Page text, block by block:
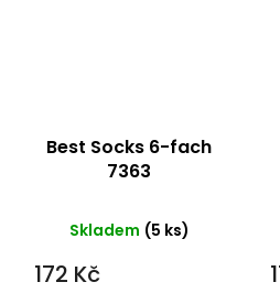
Best Socks 6-fach
7363
Skladem (5 ks)
172 Kč